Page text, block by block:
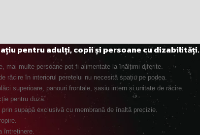
pentru adulți, copii și persoane cu dizabilități.
mai multe persoane pot fi alimentate la înălțimi diferite.
răcire în interiorul peretelui nu necesită spațiu pe podea.
superioare, panouri frontale, șasiu intern și unitate de răcire.
pentru duză.
supapă exclusivă cu membrană de înaltă precizie.
întreținere.